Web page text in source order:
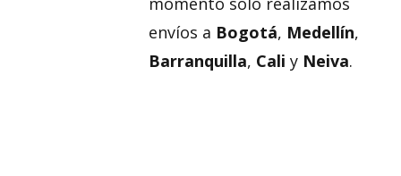
envíos a Bogotá, Medellín,
Barranquilla, Cali y Neiva.